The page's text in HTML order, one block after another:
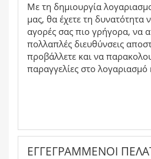
Με τη δημιουργία
μας, θα έχετε τη δυνατότητα
αγορές σας πιο γρήγορα, να
πολλαπλές διευθύνσεις
προβάλλετε και να
παραγγελίες στο λογαριασμό
ΕΓΓΕΓΡΑΜΜΈΝΟΙ